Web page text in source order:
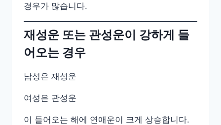
경우가 많습니다.
재성운 또는 관성운이 강하게 들
어오는 경우
남성은 재성운
여성은 관성운
이 들어오는 해에 연애운이 크게 상승합니다.